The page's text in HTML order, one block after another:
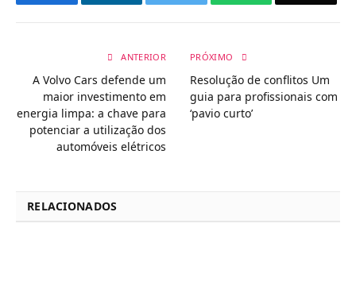
ANTERIOR
A Volvo Cars defende um
maior investimento em
energia limpa: a chave para
potenciar a utilização dos
automóveis elétricos
PRÓXIMO
Resolução de conflitos Um
guia para profissionais com
‘pavio curto’
RELACIONADOS